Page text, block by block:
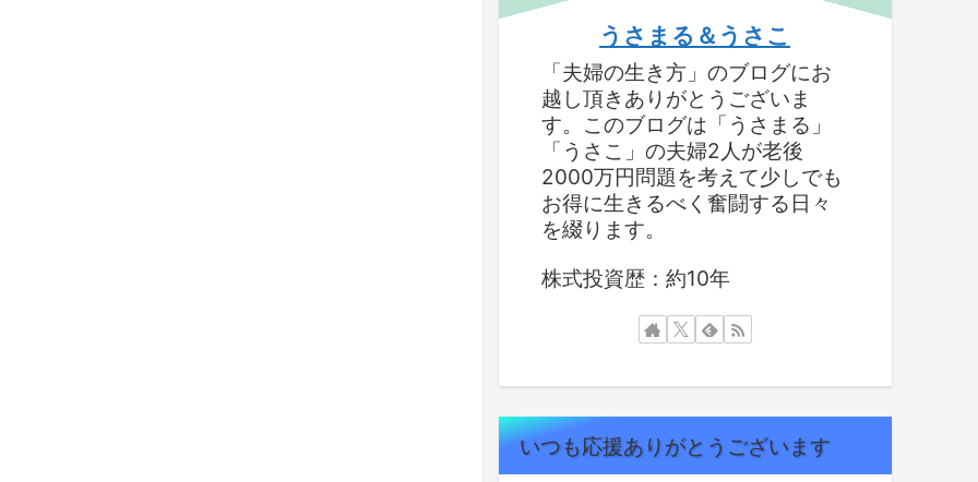
うさまる＆うさこ
「夫婦の生き方」のブログにお
越し頂きありがとうございま
す。このブログは「うさまる」
「うさこ」の夫婦2人が老後
2000万円問題を考えて少しでも
お得に生きるべく奮闘する日々
を綴ります。
株式投資歴：約10年
いつも応援ありがとうございます